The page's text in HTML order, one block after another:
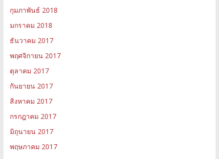
กุมภาพันธ์ 2018
มกราคม 2018
ธันวาคม 2017
พฤศจิกายน 2017
ตุลาคม 2017
กันยายน 2017
สิงหาคม 2017
กรกฎาคม 2017
มิถุนายน 2017
พฤษภาคม 2017